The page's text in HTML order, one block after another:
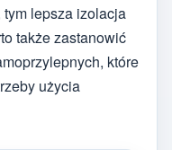
lepsza izolacja
także zastanowić
które
użycia